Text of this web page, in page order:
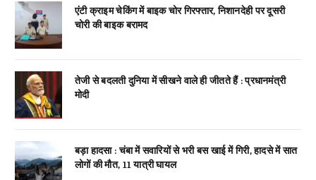
एंटी क्राइम चेकिंग में बाइक चोर गिरफ्तार, निशानदेही पर दूसरी
चोरी की बाइक बरामद
तेजी से बदलती दुनिया में सीखने वाले ही जीतते हैं : प्रधानमंत्री
मोदी
बड़ा हादसा : चंबा में सवारियों से भरी बस खाई में गिरी, हादसे में सात
लोगों की मौत, 11 यात्री घायल